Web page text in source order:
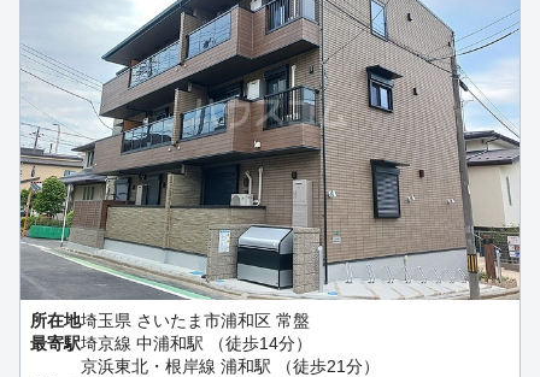
所在地埼玉県 さいたま市浦和区 常盤
最寄駅埼京線 中浦和駅 （徒歩14分）
京浜東北・根岸線 浦和駅 （徒歩21分）